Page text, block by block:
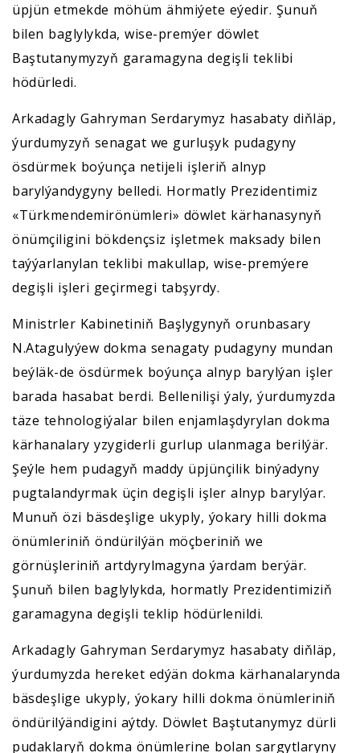
üpjün etmekde möhüm ähmiýete eýedir. Şunuň
bilen baglylykda, wise-premýer döwlet
Baştutanymyzyň garamagyna degişli teklibi
hödürledi.
Arkadagly Gahryman Serdarymyz hasabaty diňläp,
ýurdumyzyň senagat we gurluşyk pudagyny
ösdürmek boýunça netijeli işleriň alnyp
barylýandygyny belledi. Hormatly Prezidentimiz
«Türkmendemirönümleri» döwlet kärhanasynyň
önümçiligini bökdençsiz işletmek maksady bilen
taýýarlanylan teklibi makullap, wise-premýere
degişli işleri geçirmegi tabşyrdy.
Ministrler Kabinetiniň Başlygynyň orunbasary
N.Atagulyýew dokma senagaty pudagyny mundan
beýläk-de ösdürmek boýunça alnyp barylýan işler
barada hasabat berdi. Bellenilişi ýaly, ýurdumyzda
täze tehnologiýalar bilen enjamlaşdyrylan dokma
kärhanalary yzygiderli gurlup ulanmaga berilýär.
Şeýle hem pudagyň maddy üpjünçilik binýadyny
pugtalandyrmak üçin degişli işler alnyp barylýar.
Munuň özi bäsdeşlige ukyply, ýokary hilli dokma
önümleriniň öndürilýän möçberiniň we
görnüşleriniň artdyrylmagyna ýardam berýär.
Şunuň bilen baglylykda, hormatly Prezidentimiziň
garamagyna degişli teklip hödürlenildi.
Arkadagly Gahryman Serdarymyz hasabaty diňläp,
ýurdumyzda hereket edýän dokma kärhanalarynda
bäsdeşlige ukyply, ýokary hilli dokma önümleriniň
öndürilýändigini aýtdy. Döwlet Baştutanymyz dürli
pudaklaryň dokma önümlerine bolan sargytlaryny